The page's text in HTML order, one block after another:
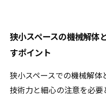
狭小スペースの機械解
すポイント
狭小スペースでの機械解
技術力と細心の注意を必